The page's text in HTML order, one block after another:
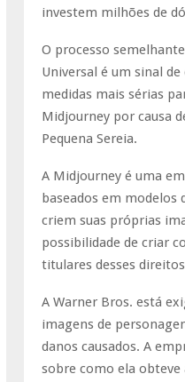
investem milhões de
O processo
Universal é um sinal
medidas mais sérias
Midjourney por causa
Pequena Sereia.
A Midjourney é uma
baseados em modelos
criem suas próprias
possibilidade de criar
titulares desses
A Warner Bros. está
imagens de
danos causados. A
sobre como ela obteve